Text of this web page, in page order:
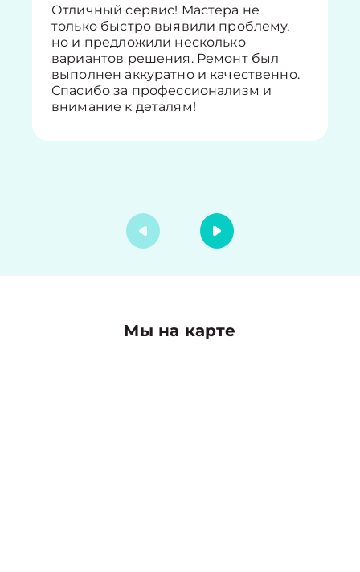
Отличный сервис! Мастера не
только быстро выявили проблему,
но и предложили несколько
вариантов решения. Ремонт был
выполнен аккуратно и качественно.
Спасибо за профессионализм и
внимание к деталям!
Мы на карте